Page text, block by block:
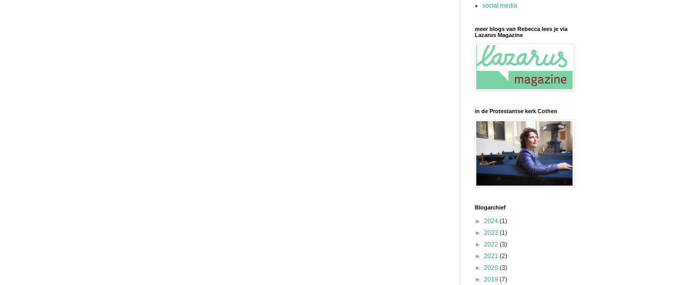
social media
meer blogs van Rebecca lees je via
Lazarus Magazine
in de Protestantse kerk Cothen
Blogarchief
► 2024 (1)
► 2023 (1)
► 2022 (3)
► 2021 (2)
► 2020 (3)
► 2019 (7)